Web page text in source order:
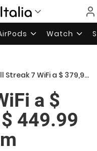
Watch
7 WiFi a $ 379,99 e 4G a $ 449.99 su Amazon.com
a $
449.99